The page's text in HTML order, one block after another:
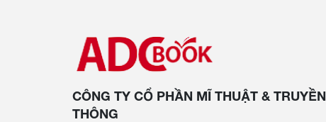
CÔNG TY CỔ PHẦN MĨ THUẬT & TRUYỀN
THÔNG